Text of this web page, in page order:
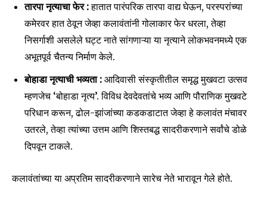
तारपा नृत्याचा फेर :हातात पारंपरिक तारपा वाद्य घेऊन, परस्परांच्या
कमेरवर हात ठेवून जेव्हा कलावंतांनी गोलाकार फेर धरला, तेव्हा
निसर्गाशी असलेले घट्ट नाते सांगणाऱ्या या नृत्याने लोकभवनमध्ये एक
अभूतपूर्व चैतन्य निर्माण केले.
बोहाडा नृत्याची भव्यता : आदिवासी संस्कृतीतील समृद्ध मुखवटा उत्सव
म्हणजेच ‘बोहाडा नृत्य’. विविध देवदेवतांचे भव्य आणि पौराणिक मुखवटे
परिधान करून, ढोल-झांजांच्या कडकडाटात जेव्हा हे कलावंत मंचावर
उतरले, तेव्हा त्यांच्या उत्तम आणि शिस्तबद्ध सादरीकरणाने सर्वांचे डोळे
दिपवून टाकले.
कलावंतांच्या या अप्रतिम सादरीकरणाने सारेच नेते भारावून गेले होते.